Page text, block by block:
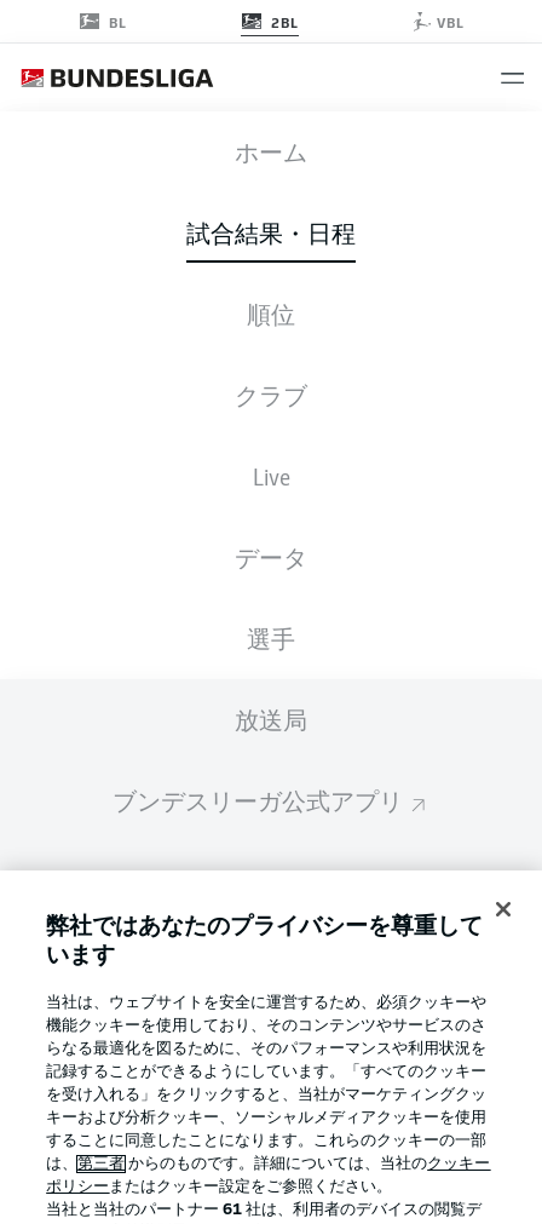
BL 2BL VBL
ホーム
試合結果・日程
順位
クラブ
Live
データ
選手
放送局
ブンデスリーガ公式アプリ
ファンタジー・マネジャー
言語をお選びください
日本語 Display Mode
ログイン
SGF FCM
スターティングメンバー
スターティングメンバーは試合開始の 60分前
弊社ではあなたのプライバシーを尊重して
います
当社は、ウェブサイトを安全に運営するため、必須クッキーや
機能クッキーを使用しており、そのコンテンツやサービスのさ
らなる最適化を図るために、そのパフォーマンスや利用状況を
記録することができるようにしています。「すべてのクッキー
を受け入れる」をクリックすると、当社がマーケティングクッ
キーおよび分析クッキー、ソーシャルメディアクッキーを使用
することに同意したことになります。これらのクッキーの一部
は、第三者 からのものです。詳細については、当社のクッキー
ポリシー またはクッキー設定をご参照ください。
当社と当社のパートナー61 社は、利用者のデバイスの閲覧デ